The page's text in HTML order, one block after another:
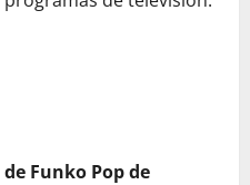
Funko Pop de